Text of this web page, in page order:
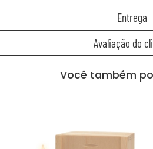
Entrega
Avaliação do
Você também